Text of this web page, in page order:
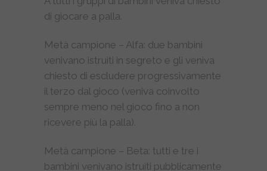
di giocare a palla.
Metà campione – Alfa: due bambini
venivano istruiti in segreto e gli veniva
chiesto di escludere progressivamente
il terzo dal gioco (veniva coinvolto
sempre meno nel gioco fino a non
ricevere più la palla).
Metà campione – Beta: tutti e tre i
bambini venivano istruiti pubblicamente